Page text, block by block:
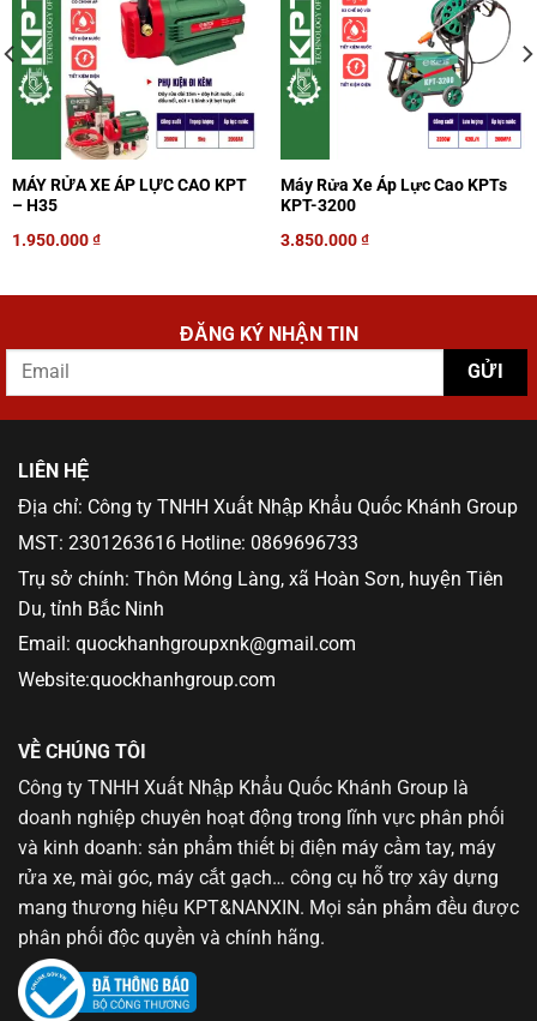
MÁY RỬA XE ÁP LỰC CAO KPT
– H35
1.950.000₫
Máy Rửa Xe Áp Lực Cao KPTs
KPT-3200
3.850.000₫
ĐĂNG KÝ NHẬN TIN
LIÊN HỆ
Địa chỉ: Công ty TNHH Xuất Nhập Khẩu Quốc Khánh Group
MST: 2301263616 Hotline: 0869696733
Trụ sở chính: Thôn Móng Làng, xã Hoàn Sơn, huyện Tiên
Du, tỉnh Bắc Ninh
Email: quockhanhgroupxnk@gmail.com
Website:quockhanhgroup.com
VỀ CHÚNG TÔI
Công ty TNHH Xuất Nhập Khẩu Quốc Khánh Group là
doanh nghiệp chuyên hoạt động trong lĩnh vực phân phối
và kinh doanh: sản phẩm thiết bị điện máy cầm tay, máy
rửa xe, mài góc, máy cắt gạch… công cụ hỗ trợ xây dựng
mang thương hiệu KPT&NANXIN. Mọi sản phẩm đều được
phân phối độc quyền và chính hãng.